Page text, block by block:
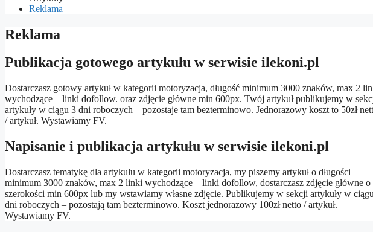
Reklama
Reklama
Publikacja gotowego artykułu w serwisie ilekoni.pl
Dostarczasz gotowy artykuł w kategorii motoryzacja, długość minimum 3000 znaków, max 2
wychodzące – linki dofollow. oraz zdjęcie główne min 600px. Twój artykuł publikujemy w
artykuły w ciągu 3 dni roboczych – pozostaje tam bezterminowo. Jednorazowy koszt to 50zł
/ artykuł. Wystawiamy FV.
Napisanie i publikacja artykułu w serwisie ilekoni.pl
Dostarczasz tematykę dla artykułu w kategorii motoryzacja, my piszemy artykuł o długości
minimum 3000 znaków, max 2 linki wychodzące – linki dofollow, dostarczasz zdjęcie główne o
szerokości min 600px lub my wstawiamy własne zdjęcie. Publikujemy w sekcji artykuły w
dni roboczych – pozostają tam bezterminowo. Koszt jednorazowy 100zł netto / artykuł.
Wystawiamy FV.